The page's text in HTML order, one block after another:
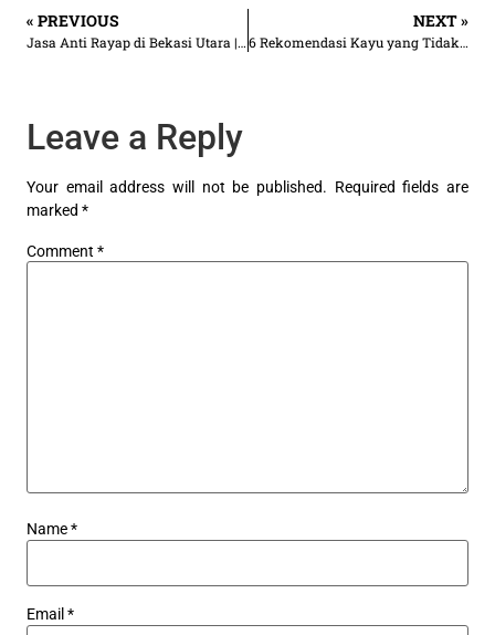
« PREVIOUS
Jasa Anti Rayap di Bekasi Utara | Rp 30.000/an m²
NEXT »
6 Rekomendasi Kayu yang Tidak Dimakan Rayap untuk Furniturmu
Leave a Reply
Your email address will not be published. Required fields are
marked *
Comment *
Name*
Email *